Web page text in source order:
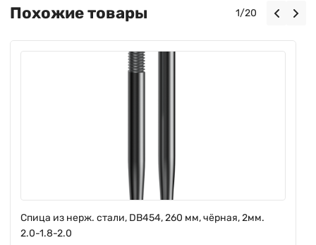
Похожие товары 1/20
Спица из нерж. стали, DB454, 260 мм, чёрная, 2мм.
2.0-1.8-2.0